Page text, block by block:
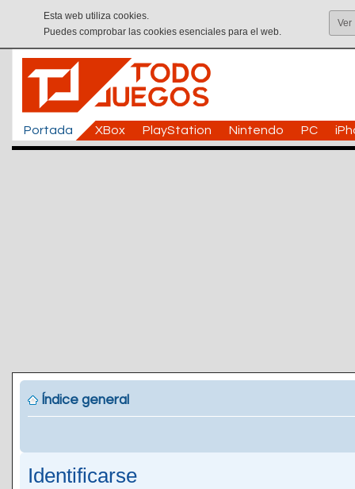
Esta web utiliza cookies.
Puedes comprobar las cookies esenciales para el web.
Ver
Portada XBox PlayStation Nintendo PC
Índice general
Identificarse